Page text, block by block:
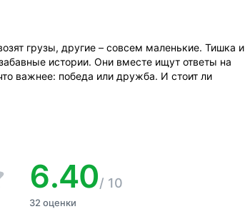
грузы, другие – совсем маленькие. Тишка и
истории. Они вместе ищут ответы на
важнее: победа или дружба. И стоит ли
6.40/ 10
32 оценки